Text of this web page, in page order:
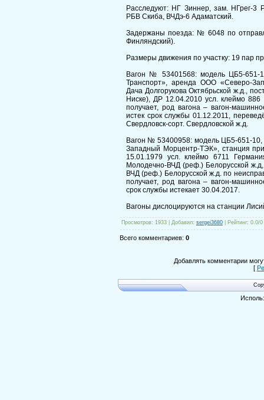
Расследуют: НГ Зиннер, зам. НГрег-3
РБВ Скиба, ВЧДэ-6 Адаматский.
Задержаны поезда: № 6048 по
Финляндский).
Размеры движения по участку: 19 пар
Вагон № 53401568: модель ЦБ5-651-
Транспорт», аренда ООО «Северо-
Дача Долгорукова Октябрьской ж.д.,
Ниске), ДР 12.04.2010 усл. клеймо
получает, род вагона – вагон-
истек срок службы 01.12.2011,
Свердловск-сорт. Свердловской ж.д.
Вагон № 53400958: модель ЦБ5-651-10,
Западный Морцентр-ТЭК», станция
15.01.1979 усл. клеймо 6711
Молодечно-ВЧД (реф.) Белорусской
ВЧД (реф.) Белорусской ж.д. по
получает, род вагона – вагон-
срок службы истекает 30.04.2017.
Вагоны дислоцируются на станции
Просмотров: 1933 | Добавил: sergei3680 Рейтинг: 0.0/0
Всего комментариев: 0
Добавлять комментарии
[